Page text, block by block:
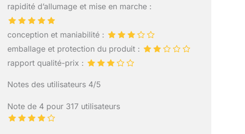
rapidité d’allumage et mise en marche :
conception et maniabilité :
emballage et protection du produit :
rapport qualité-prix :
Notes des utilisateurs 4/5
Note de 4 pour 317 utilisateurs